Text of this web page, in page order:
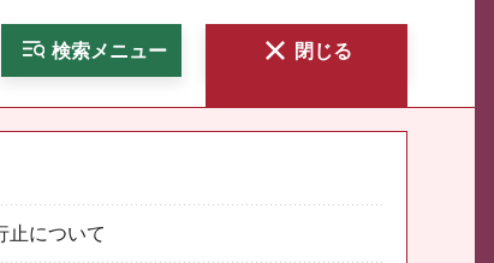
検索メニュー 閉じる
止について